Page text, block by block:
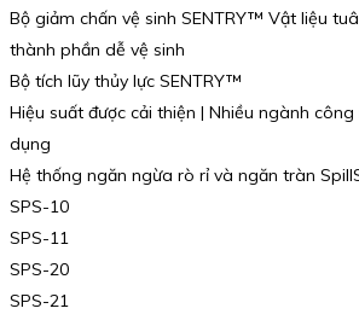
Bộ giảm chấn vệ sinh SENTRY™ Vật liệu
thành phần dễ vệ sinh
Bộ tích lũy thủy lực SENTRY™
Hiệu suất được cải thiện | Nhiều ngành
dụng
Hệ thống ngăn ngừa rò rỉ và ngăn tràn
SPS-10
SPS-11
SPS-20
SPS-21